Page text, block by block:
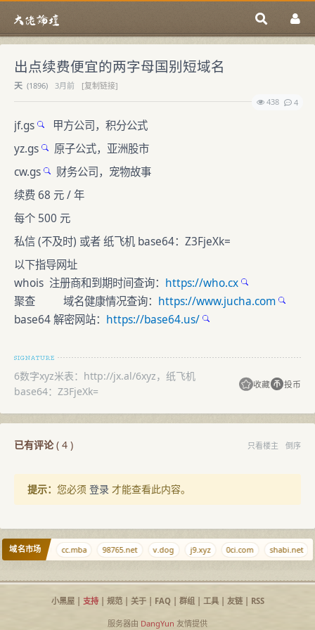
出点续费便宜的两字母国别短域名
天 (1896) 3月前
[复制链接]
438
4
jf.gs
甲方公司，积分公式
yz.gs
原子公式，亚洲股市
cw.gs
财务公司，宠物故事
续费 68 元 / 年
每个 500 元
私信 (不及时) 或者 纸飞机 base64：Z3FjeXk=
以下指导网址
whois 注册商和到期时间查询： https://who.cx
聚查 域名健康情况查询： https://www.jucha.com
base64 解密网站： https://base64.us/
6数字xyz米表：http://jx.al/6xyz，纸飞机
base64：Z3FjeXk=
收藏 投币
已有评论( 4 ) 只看楼主 倒序
提示： 您必须 登录 才能查看此内容。
域名市场
ikf.net cc.mba 98765.net v.dog j9.xyz 0ci.com shabi.net
小黑屋| 支持| 规范| 关于| FAQ| 群组| 工具| 友链| RSS
服务器由 DangYun 友情提供